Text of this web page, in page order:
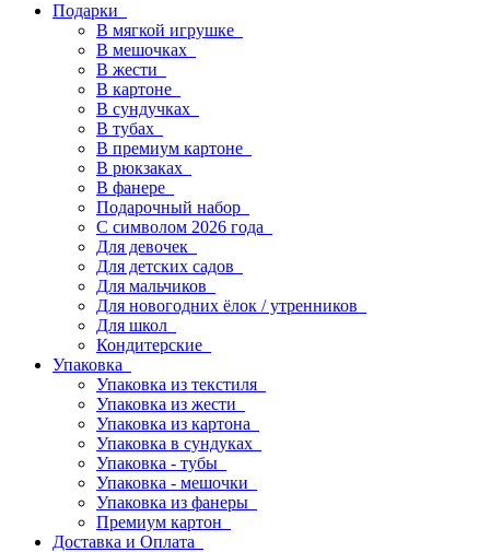
Подарки
В мягкой игрушке
В мешочках
В жести
В картоне
В сундучках
В тубах
В премиум картоне
В рюкзаках
В фанере
Подарочный набор
С символом 2026 года
Для девочек
Для детских садов
Для мальчиков
Для новогодних ёлок / утренников
Для школ
Кондитерские
Упаковка
Упаковка из текстиля
Упаковка из жести
Упаковка из картона
Упаковка в сундуках
Упаковка - тубы
Упаковка - мешочки
Упаковка из фанеры
Премиум картон
Доставка и Оплата